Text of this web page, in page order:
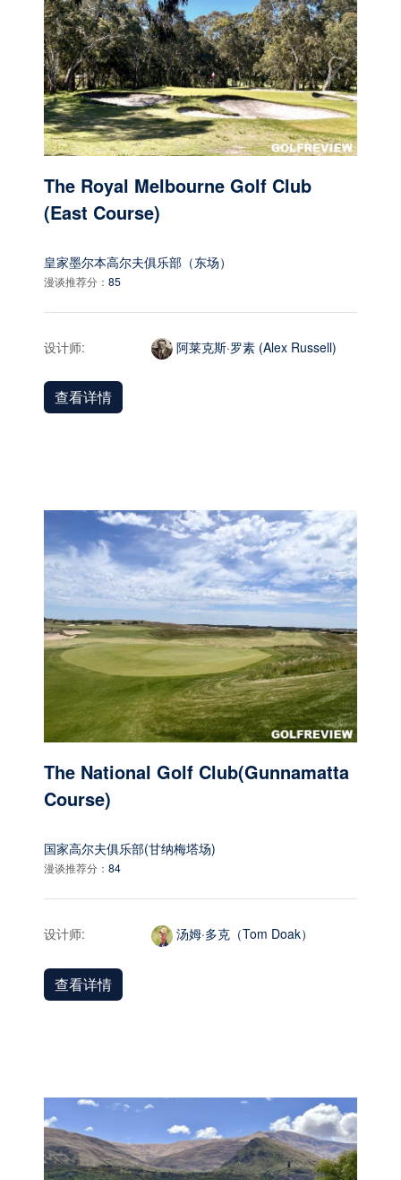
The Royal Melbourne Golf Club
(East Course)
皇家墨尔本高尔夫俱乐部（东场）
漫谈推荐分： 85
设计师: 阿莱克斯·罗素 (Alex Russell)
查看详情
The National Golf Club(Gunnamatta
Course)
国家高尔夫俱乐部(甘纳梅塔场)
漫谈推荐分： 84
设计师: 汤姆·多克（Tom Doak）
查看详情